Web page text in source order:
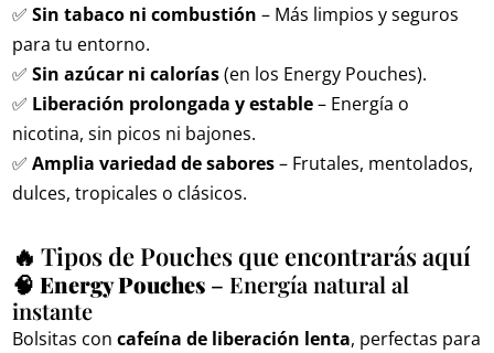
✅ Sin tabaco ni combustión – Más limpios y seguros
para tu entorno.
✅ Sin azúcar ni calorías(en los Energy Pouches).
✅ Liberación prolongada y estable– Energía o
nicotina, sin picos ni bajones.
✅ Amplia variedad de sabores– Frutales, mentolados,
dulces, tropicales o clásicos.
🔥 Tipos de Pouches que encontrarás aquí
🧠 Energy Pouches – Energía natural al
instante
Bolsitas con cafeína de liberación lenta, perfectas para